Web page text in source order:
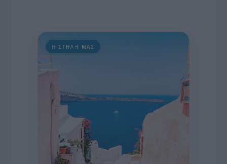
Η ΣΤΗΛΗ ΜΑΣ